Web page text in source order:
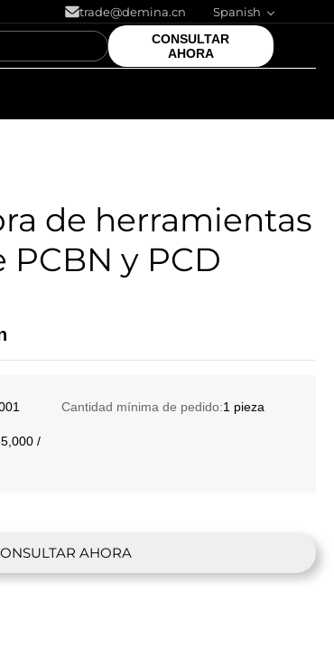
trade@demina.cn Spanish
CONSULTAR
AHORA
de herramientas
y PCD
Cantidad mínima de pedido:1 pieza
/
AHORA